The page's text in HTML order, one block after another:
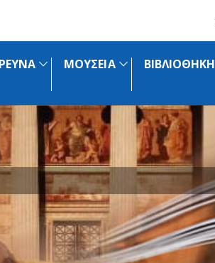
ΜΟΥΣΕΙΑ ΒΙΒΛΙΟΘΗΚΗ